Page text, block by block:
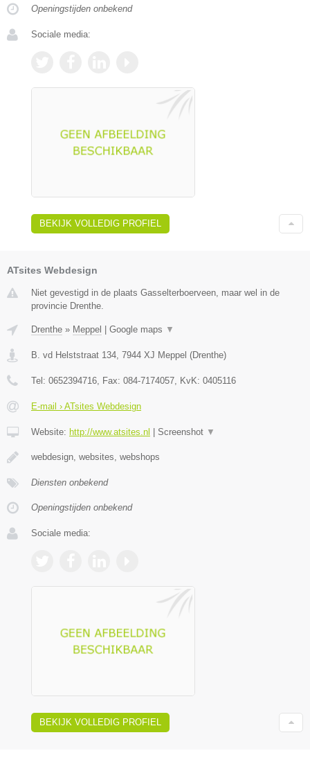
Openingstijden onbekend
Sociale media:
BEKIJK VOLLEDIG PROFIEL
ATsites Webdesign
Niet gevestigd in de plaats Gasselterboerveen, maar wel in de
provincie Drenthe.
Drenthe » Meppel Google maps ▼
B. vd Helststraat 134 7944 XJ Meppel (Drenthe)
Tel: 0652394716 , Fax: 084-7174057 , KvK: 0405116
E-mail › ATsites Webdesign
Website: http://www.atsites.nl Screenshot ▼
webdesign, websites, webshops
Diensten onbekend
Openingstijden onbekend
Sociale media:
BEKIJK VOLLEDIG PROFIEL